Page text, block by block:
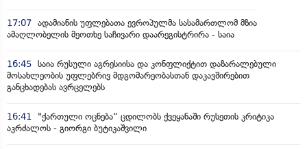
17:07 ადამიანის უფლებათა ევროპულმა სასამართლომ მზია
ამაღლობელის მეოთხე საჩივარი დაარეგისტრირა - საია
16:45 საია რუსული აგრესიისა და კონფლიქტით დაზარალებული
მოსახლეობის უფლებრივ მდგომარეობასთან დაკავშირებით
განცხადებას ავრცელებს
16:41
"ქართული ოცნება“ ცდილობს ქვეყანაში რუსეთის კრიტიკა
აკრძალოს - გიორგი ბუტიკაშვილი